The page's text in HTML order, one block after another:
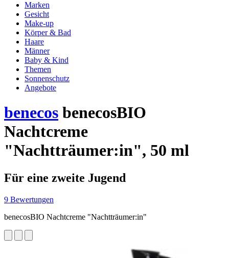
Marken
Gesicht
Make-up
Körper & Bad
Haare
Männer
Baby & Kind
Themen
Sonnenschutz
Angebote
benecos benecosBIO
Nachtcreme
"Nachtträumer:in", 50 ml
Für eine zweite Jugend
9 Bewertungen
benecosBIO Nachtcreme "Nachtträumer:in"